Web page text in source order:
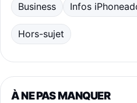
Business Infos
Hors-sujet
À NE PAS MANQUER